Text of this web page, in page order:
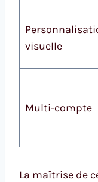
visuelle
Multi-compte
La maîtrise de